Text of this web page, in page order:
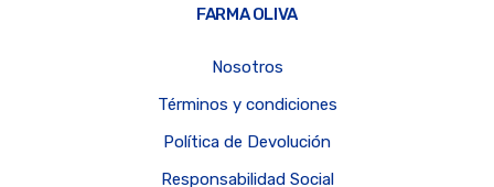
FARMA OLIVA
Nosotros
Términos y condiciones
Política de Devolución
Responsabilidad Social